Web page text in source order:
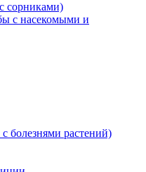
сорниками)
с насекомыми и
болезнями растений)